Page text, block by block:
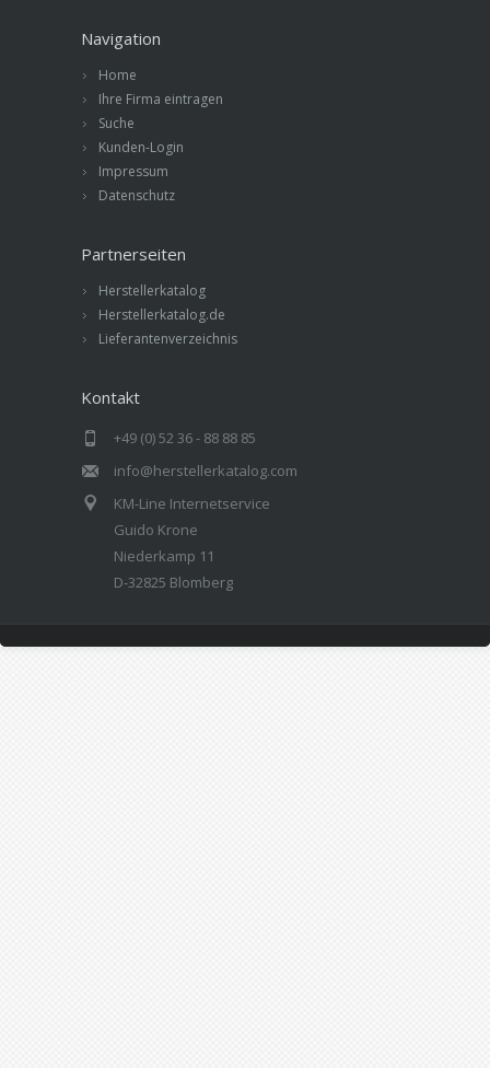
Navigation
Home
Ihre Firma eintragen
Suche
Kunden-Login
Impressum
Datenschutz
Partnerseiten
Herstellerkatalog
Herstellerkatalog.de
Lieferantenverzeichnis
Kontakt
+49 (0) 52 36 - 88 88 85
info@herstellerkatalog.com
KM-Line Internetservice
Guido Krone
Niederkamp 11
D-32825 Blomberg